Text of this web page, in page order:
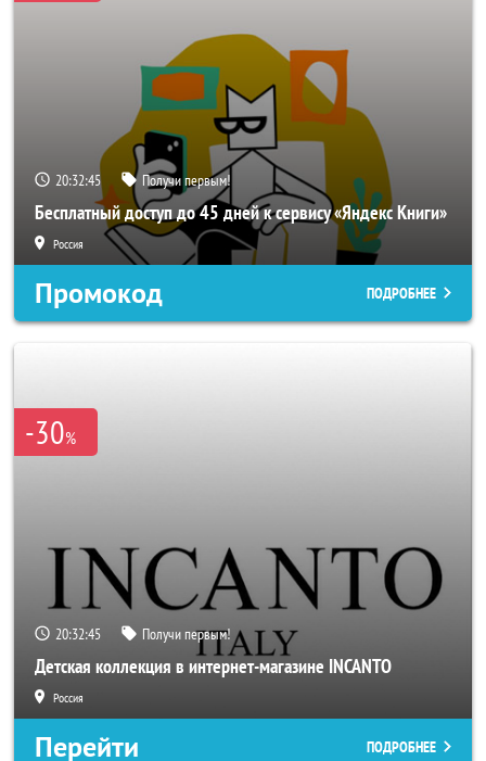
20:32:43 Получи первым!
Бесплатный доступ до 45 дней к сервису «Яндекс Книги»
Россия
Промокод ПОДРОБНЕЕ
-30%
20:32:43 Получи первым!
Детская коллекция в интернет-магазине INCANTO
Россия
Перейти ПОДРОБНЕЕ